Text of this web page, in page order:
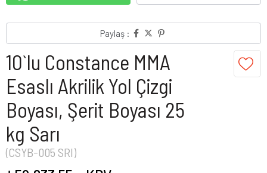
Paylaş :
10`lu Constance MMA
Esaslı Akrilik Yol Çizgi
Boyası, Şerit Boyası 25
kg Sarı
(CSYB-005 SRI)